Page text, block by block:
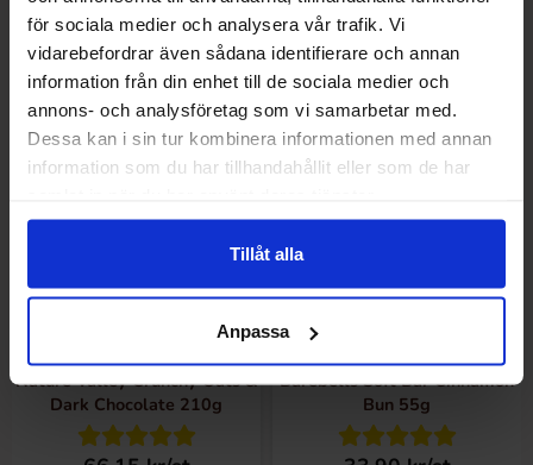
för sociala medier och analysera vår trafik. Vi
vidarebefordrar även sådana identifierare och annan
information från din enhet till de sociala medier och
annons- och analysföretag som vi samarbetar med.
Dessa kan i sin tur kombinera informationen med annan
information som du har tillhandahållit eller som de har
Tillåt alla
Anpassa
Köp Köp
Nature Valley Crunchy Oats &
Dark Chocolate 210g
Barebells Soft Bar Cinnamon
Bun 55g